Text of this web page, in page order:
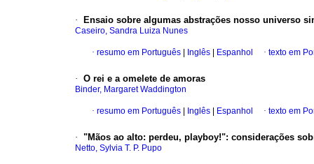
· Ensaio sobre algumas abstrações nosso universo
Caseiro, Sandra Luiza Nunes
· resumo em Português Inglês Espanhol · texto em
· O rei e a omelete de amoras
Binder, Margaret Waddington
· resumo em Português Inglês Espanhol · texto em
· "Mãos ao alto: perdeu, playboy!": considerações
Netto, Sylvia T. P. Pupo